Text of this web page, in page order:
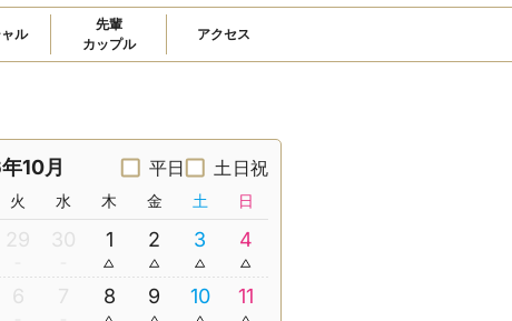
ル
先輩
カップル
アクセス
10月 平日 土日祝
火 水 木 金 土 日
29 30 1 2 3 4
6 7 8 9 10 11